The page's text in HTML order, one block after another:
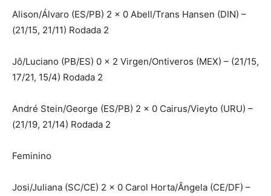
Alison/Álvaro (ES/PB) 2 x 0 Abell/Trans Hansen (DIN) –
(21/15, 21/11) Rodada 2
Jô/Luciano (PB/ES) 0 x 2 Virgen/Ontiveros (MEX) – (21/15,
17/21, 15/4) Rodada 2
André Stein/George (ES/PB) 2 x 0 Cairus/Vieyto (URU) –
(21/19, 21/14) Rodada 2
Feminino
Josi/Juliana (SC/CE) 2 x 0 Carol Horta/Ângela (CE/DF) –